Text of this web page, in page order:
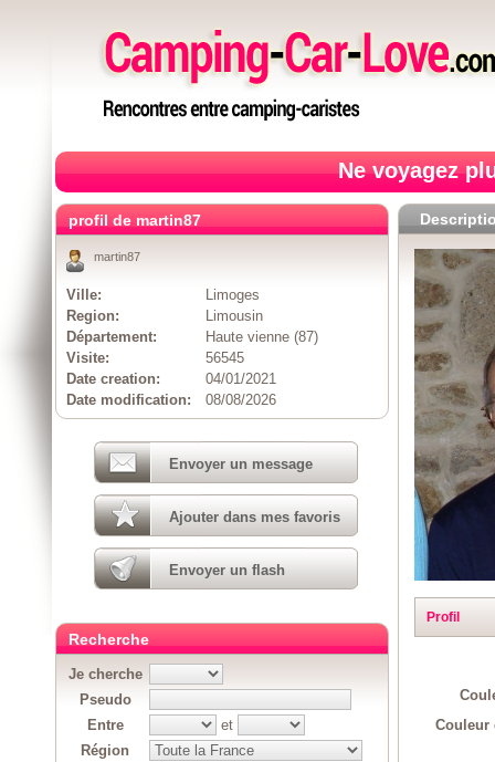
Ne voyagez
Profil
Couleur
profil de martin87
martin87
Ville:
Limoges
Region:
Limousin
Département:
Haute vienne (87)
Visite:
56545
Date creation:
04/01/2021
Date modification:
08/08/2026
Envoyer un message
Ajouter dans mes favoris
Envoyer un flash
Recherche
Je cherche
Pseudo
Entre
et
Région